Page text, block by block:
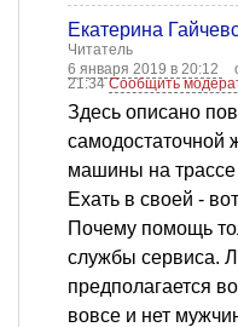
Екатерина
Читатель
6 января 2019 в 20:12
21:34Сообщить
Здесь описано
самодостаточной
машины на трассе
Ехать в своей -
Почему помощь
службы сервиса.
предполагается
вовсе и нет